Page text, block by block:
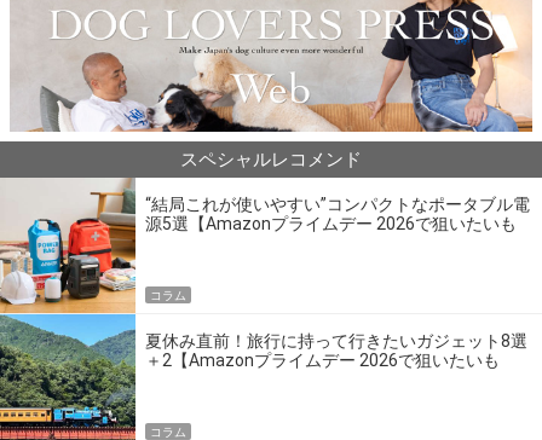
スペシャルレコメンド
“結局これが使いやすい”コンパクトなポータブル電
源5選【Amazonプライムデー 2026で狙いたいも
コラム
夏休み直前！旅行に持って行きたいガジェット8選
＋2【Amazonプライムデー 2026で狙いたいも
コラム